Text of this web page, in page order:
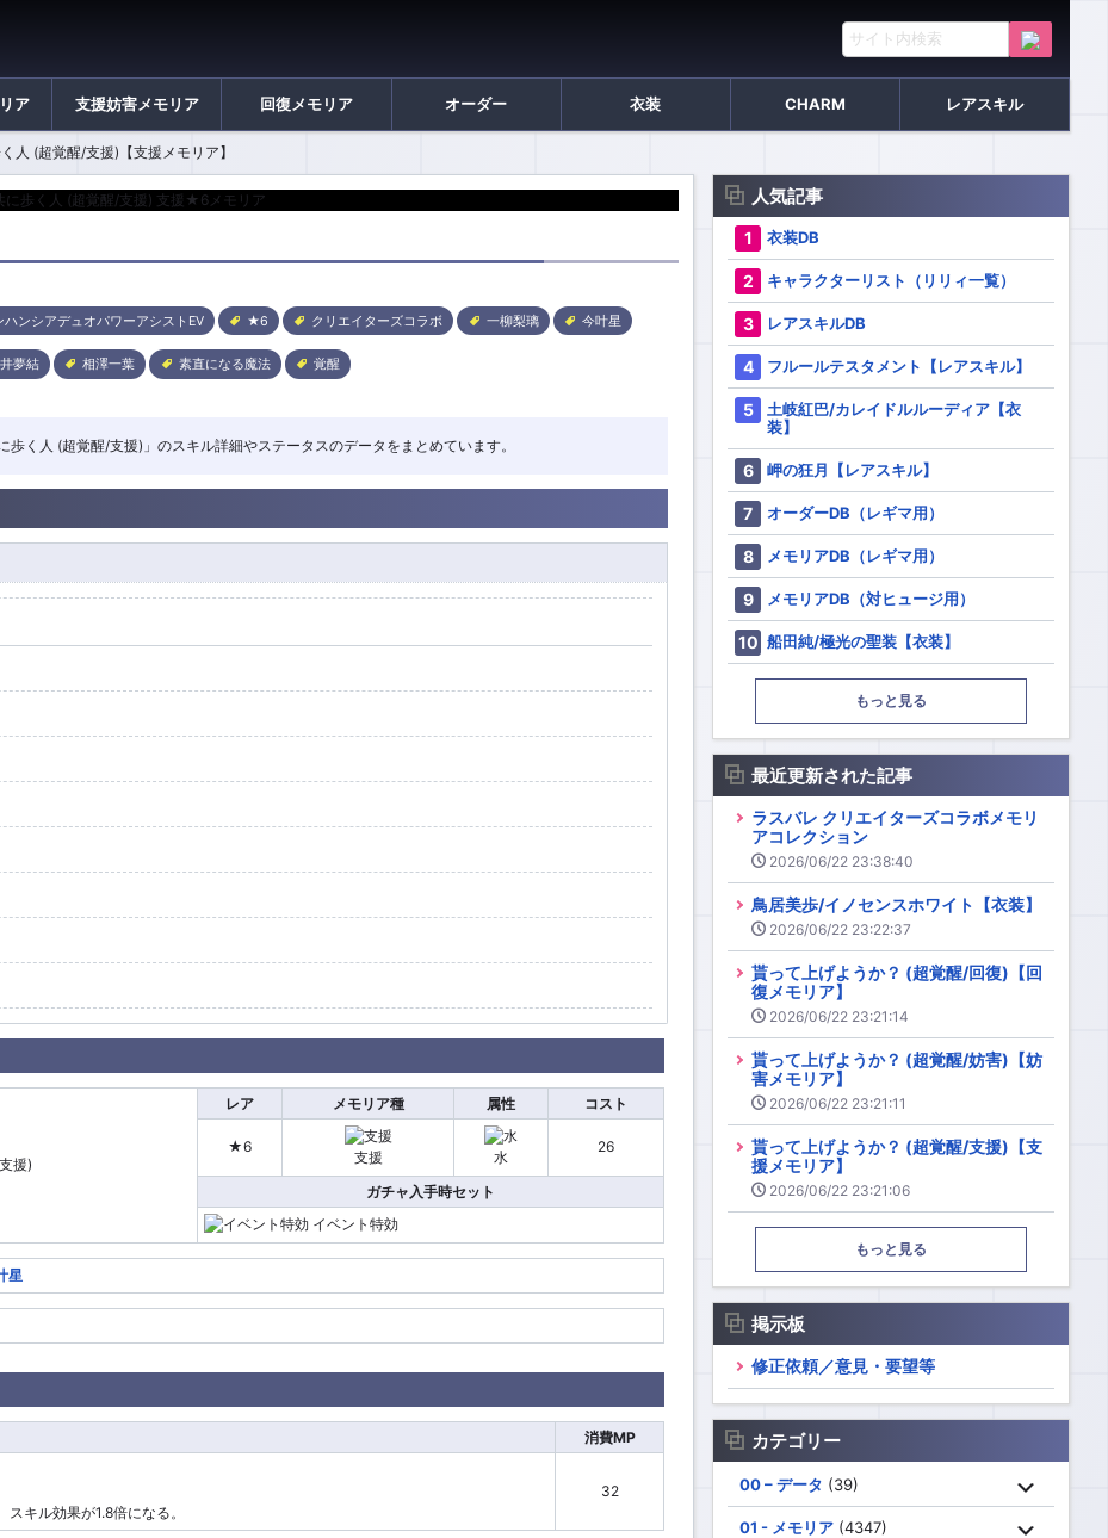
ア 支援妨害メモリア 回復メモリア オーダー 衣装 CHARM レアスキル
人 (超覚醒/支援)【支援メモリア】
ハンシアデュオパワーアシストEV ★6 クリエイターズコラボ 一柳梨璃 今叶星
夢結 相澤一葉 素直になる魔法 覚醒
く人 (超覚醒/支援)」のスキル詳細やステータスのデータをまとめています。
レア メモリア種 属性 コスト
★6
支援 水
26
ガチャ入手時セット
イベント特効
星
消費MP
キル効果が1.8倍になる。
32
人気記事
衣装DB
キャラクターリスト（リリィ一覧）
レアスキルDB
フルールテスタメント【レアスキル】
土岐紅巴/カレイドルルーディア【衣
装】
岬の狂月【レアスキル】
オーダーDB（レギマ用）
メモリアDB（レギマ用）
メモリアDB（対ヒュージ用）
船田純/極光の聖装【衣装】
もっと見る
最近更新された記事
ラスバレ クリエイターズコラボメモリ
アコレクション
2026/06/22 23:38:40
鳥居美歩/イノセンスホワイト【衣装】
2026/06/22 23:22:37
貰って上げようか？ (超覚醒/回復)【回
復メモリア】
2026/06/22 23:21:14
貰って上げようか？ (超覚醒/妨害)【妨
害メモリア】
2026/06/22 23:21:11
貰って上げようか？ (超覚醒/支援)【支
援メモリア】
2026/06/22 23:21:06
もっと見る
掲示板
修正依頼／意見・要望等
カテゴリー
00 – データ (39)
01 - メモリア (4347)